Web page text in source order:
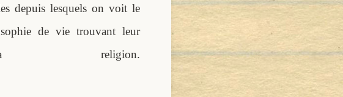
depuis lesquels on voit le
de vie trouvant leur
religion.